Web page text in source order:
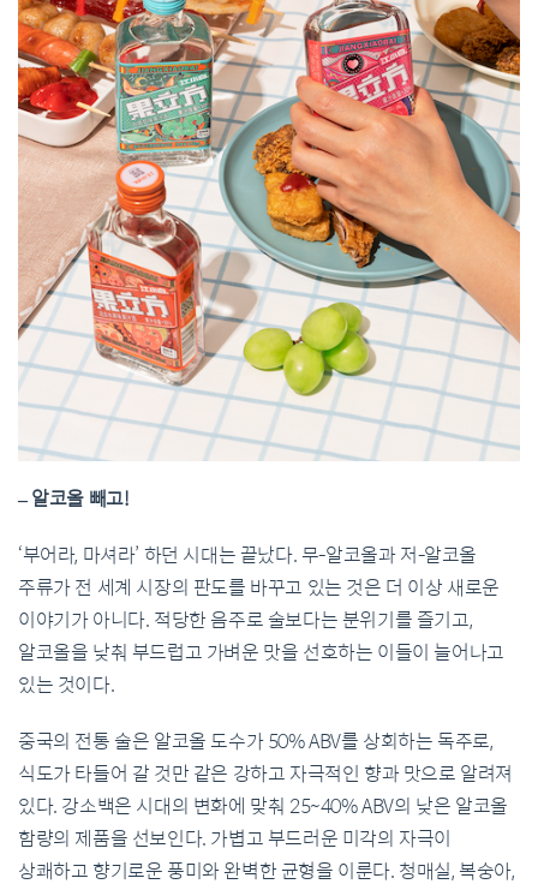
– 알코올 빼고!
‘부어라, 마셔라’ 하던 시대는 끝났다. 무-알코올과 저-알코올
주류가 전 세계 시장의 판도를 바꾸고 있는 것은 더 이상 새로운
이야기가 아니다. 적당한 음주로 술보다는 분위기를 즐기고,
알코올을 낮춰 부드럽고 가벼운 맛을 선호하는 이들이 늘어나고
있는 것이다.
중국의 전통 술은 알코올 도수가 50% ABV를 상회하는 독주로,
식도가 타들어 갈 것만 같은 강하고 자극적인 향과 맛으로 알려져
있다. 강소백은 시대의 변화에 맞춰 25~40% ABV의 낮은 알코올
함량의 제품을 선보인다. 가볍고 부드러운 미각의 자극이
상쾌하고 향기로운 풍미와 완벽한 균형을 이룬다. 청매실, 복숭아,